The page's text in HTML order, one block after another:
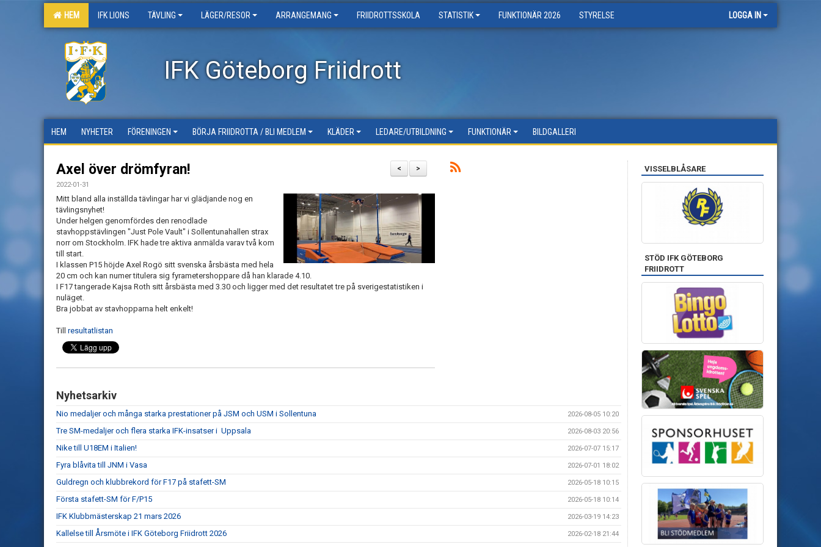
HEM IFK LIONS TÄVLING LÄGER/RESOR ARRANGEMANG FRIIDROTTSSKOLA STATISTIK FUNKTIONÄR 2026 STYRELSE LOGGA IN
IFK Göteborg Friidrott
HEM NYHETER FÖRENINGEN BÖRJA FRIIDROTTA / BLI MEDLEM KLÄDER LEDARE/UTBILDNING FUNKTIONÄR BILDGALLERI
>
<
Axel över drömfyran!
2022-01-31
Mitt bland alla inställda tävlingar har vi glädjande nog en
tävlingsnyhet!
Under helgen genomfördes den renodlade
stavhoppstävlingen "Just Pole Vault" i Sollentunahallen strax
norr om Stockholm. IFK hade tre aktiva anmälda varav två kom
till start.
I klassen P15 höjde Axel Rogö sitt svenska årsbästa med hela
20 cm och kan numer titulera sig fyrametershoppare då han klarade 4.10.
I F17 tangerade Kajsa Roth sitt årsbästa med 3.30 och ligger med det resultatet tre på sverigestatistiken i
nuläget.
Bra jobbat av stavhopparna helt enkelt!
Till resultatlistan
Nyhetsarkiv
Nio medaljer och många starka prestationer på JSM och USM i Sollentuna 2026-08-05 10:20
Tre SM-medaljer och flera starka IFK-insatser i Uppsala 2026-08-03 20:56
Nike till U18EM i Italien! 2026-07-07 15:17
Fyra blåvita till JNM i Vasa 2026-07-01 18:02
Guldregn och klubbrekord för F17 på stafett-SM 2026-05-18 10:15
Första stafett-SM för F/P15 2026-05-18 10:14
IFK Klubbmästerskap 21 mars 2026 2026-03-19 14:23
Kallelse till Årsmöte i IFK Göteborg Friidrott 2026 2026-02-18 21:44
VISSELBLÅSARE
STÖD IFK GÖTEBORG
FRIIDROTT